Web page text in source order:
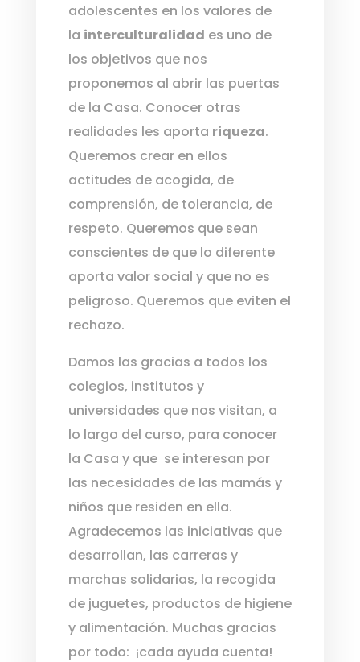
adolescentes en los valores de
la interculturalidad es uno de
los objetivos que nos
proponemos al abrir las puertas
de la Casa. Conocer otras
realidades les aporta riqueza.
Queremos crear en ellos
actitudes de acogida, de
comprensión, de tolerancia, de
respeto. Queremos que sean
conscientes de que lo diferente
aporta valor social y que no es
peligroso. Queremos que eviten el
rechazo.
Damos las gracias a todos los
colegios, institutos y
universidades que nos visitan, a
lo largo del curso, para conocer
la Casa y que se interesan por
las necesidades de las mamás y
niños que residen en ella.
Agradecemos las iniciativas que
desarrollan, las carreras y
marchas solidarias, la recogida
de juguetes, productos de higiene
y alimentación. Muchas gracias
por todo: ¡cada ayuda cuenta!